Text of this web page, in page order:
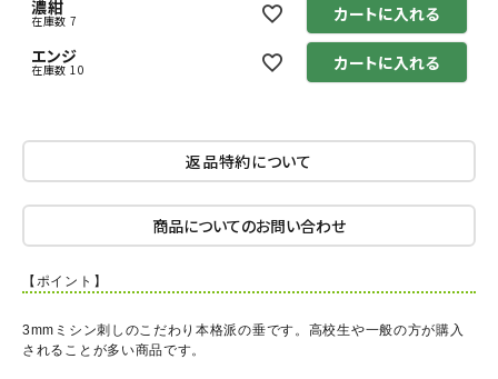
濃紺
在庫数 7
カートに入れる
エンジ
在庫数 10 カートに入れる
返品特約について
商品についてのお問い合わせ
【ポイント】
3mmミシン刺しのこだわり本格派の垂です。高校生や一般の方が購入
されることが多い商品です。